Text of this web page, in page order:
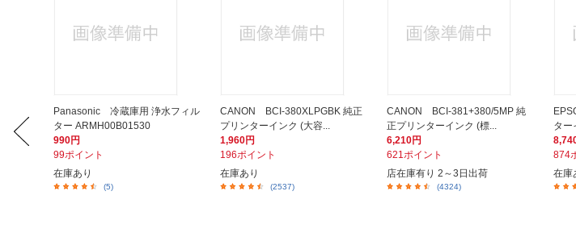
Panasonic 冷蔵庫用 浄水フィル
ター ARMH00B01530
990円
99ポイント
在庫あり
(5)
CANON BCI-380XLPGBK 純正
プリンターインク (大容...
1,960円
196ポイント
在庫あり
(2537)
CANON BCI-381+380/5MP 純
正プリンターインク (標...
6,210円
621ポイント
店在庫有り 2～3日出荷
(4324)
ター
874
在庫